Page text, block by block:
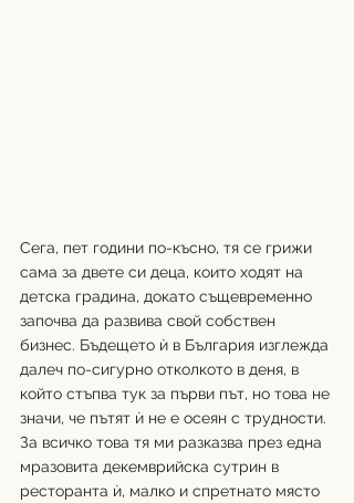
Сега, пет години по-късно, тя се грижи
сама за двете си деца, които ходят на
детска градина, докато същевременно
започва да развива свой собствен
бизнес. Бъдещето ѝ в България изглежда
далеч по-сигурно отколкото в деня, в
който стъпва тук за първи път, но това не
значи, че пътят ѝ не е осеян с трудности.
За всичко това тя ми разказва през една
мразовита декемврийска сутрин в
ресторанта ѝ, малко и спретнато място